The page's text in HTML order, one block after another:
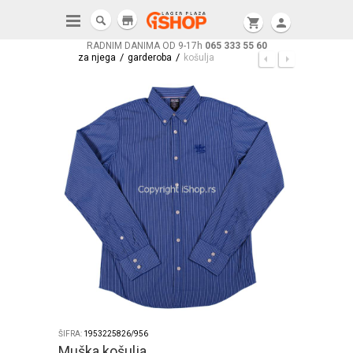
RADNIM DANIMA OD 9-17h 065 333 55 60
shopping_cart person
store
za njega / garderoba / košulja
ŠIFRA: 1953225826/956